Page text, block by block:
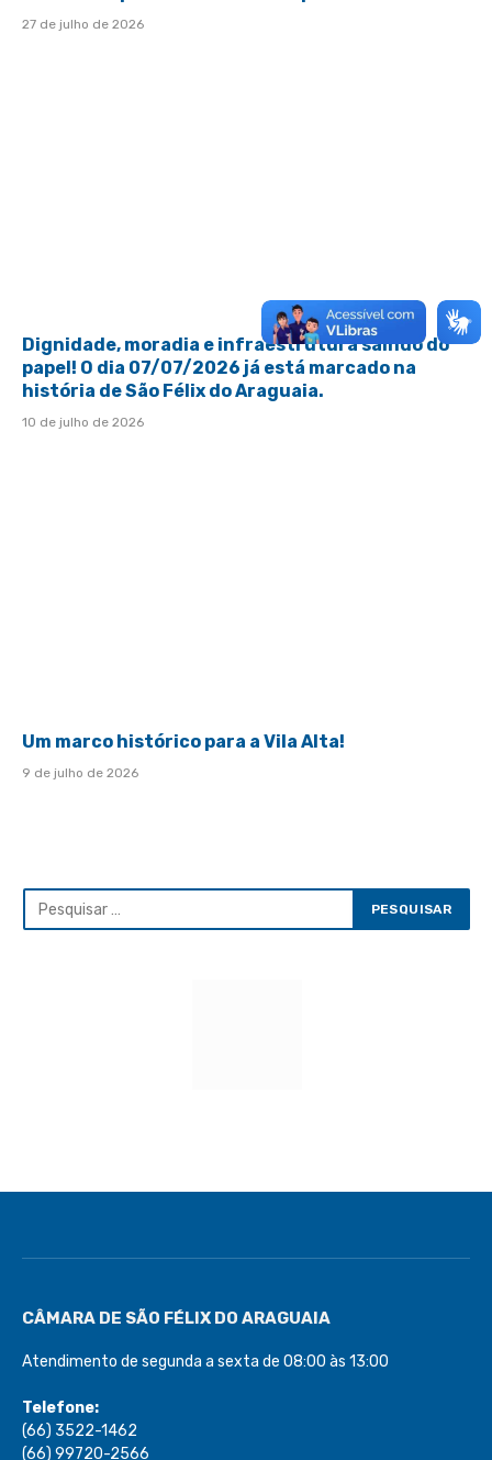
27 de julho de 2026
Dignidade, moradia e infraestrutura saindo do
papel! O dia 07/07/2026 já está marcado na
história de São Félix do Araguaia.
10 de julho de 2026
Um marco histórico para a Vila Alta!
9 de julho de 2026
CÂMARA DE SÃO FÉLIX DO ARAGUAIA
Atendimento de segunda a sexta de 08:00 às 13:00
Telefone:
(66) 3522-1462
(66) 99720-2566